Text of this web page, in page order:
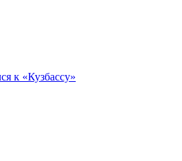
к «Кузбассу»